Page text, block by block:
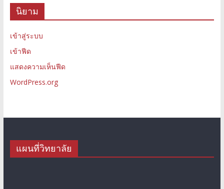
นิยาม
เข้าสู่ระบบ
เข้าฟีด
แสดงความเห็นฟีด
WordPress.org
แผนที่วิทยาลัย